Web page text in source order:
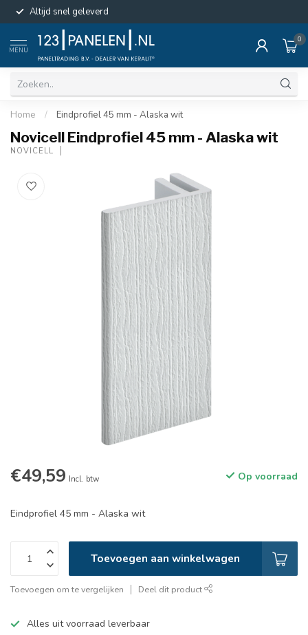
Altijd snel geleverd
MENU
0
Home / Eindprofiel 45 mm - Alaska wit
Novicell Eindprofiel 45 mm - Alaska wit
NOVICELL
€49,59 Incl. btw Op voorraad
Eindprofiel 45 mm - Alaska wit
Toevoegen aan winkelwagen
Toevoegen om te vergelijken Deel dit product
Alles uit voorraad leverbaar